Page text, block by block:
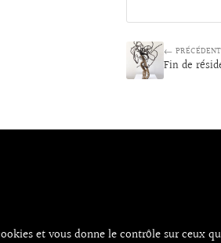
← PRÉCÉDENT
Fin de
et vous donne le contrôle sur ceux